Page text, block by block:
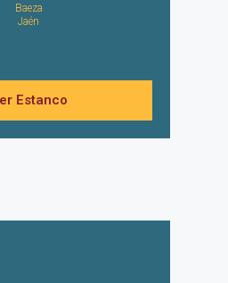
Baeza
Jaén
Estanco